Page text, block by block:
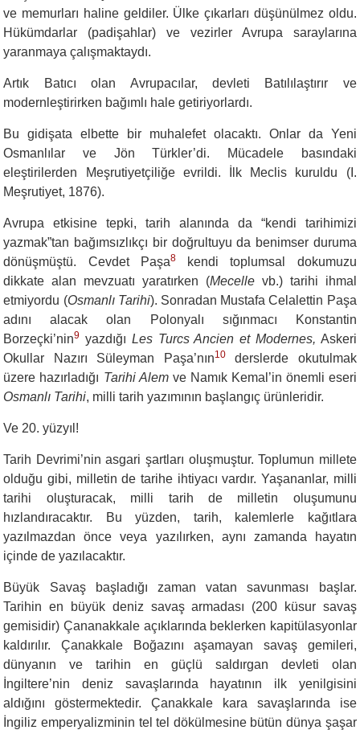
ve memurları haline geldiler. Ülke çıkarları düşünülmez oldu.
Hükümdarlar (padişahlar) ve vezirler Avrupa saraylarına
yaranmaya çalışmaktaydı.
Artık Batıcı olan Avrupacılar, devleti Batılılaştırır ve
modernleştirirken bağımlı hale getiriyorlardı.
Bu gidişata elbette bir muhalefet olacaktı. Onlar da Yeni
Osmanlılar ve Jön Türkler’di. Mücadele basındaki
eleştirilerden Meşrutiyetçiliğe evrildi. İlk Meclis kuruldu (I.
Meşrutiyet, 1876).
Avrupa etkisine tepki, tarih alanında da “kendi tarihimizi
yazmak”tan bağımsızlıkçı bir doğrultuyu da benimser duruma
dönüşmüştü. Cevdet Paşa8kendi toplumsal dokumuzu
dikkate alan mevzuatı yaratırken (Mecellevb.) tarihi ihmal
etmiyordu (Osmanlı Tarihi). Sonradan Mustafa Celalettin Paşa
adını alacak olan Polonyalı sığınmacı Konstantin
Borzeçki’nin9 yazdığı Les Turcs Ancien et Modernes, Askeri
Okullar Nazırı Süleyman Paşa’nın10derslerde okutulmak
üzere hazırladığı Tarihi Alemve Namık Kemal’in önemli eseri
Osmanlı Tarihi, milli tarih yazımının başlangıç ürünleridir.
Ve 20. yüzyıl!
Tarih Devrimi’nin asgari şartları oluşmuştur. Toplumun millete
olduğu gibi, milletin de tarihe ihtiyacı vardır. Yaşananlar, milli
tarihi oluşturacak, milli tarih de milletin oluşumunu
hızlandıracaktır. Bu yüzden, tarih, kalemlerle kağıtlara
yazılmazdan önce veya yazılırken, aynı zamanda hayatın
içinde de yazılacaktır.
Büyük Savaş başladığı zaman vatan savunması başlar.
Tarihin en büyük deniz savaş armadası (200 küsur savaş
gemisidir) Çananakkale açıklarında beklerken kapitülasyonlar
kaldırılır. Çanakkale Boğazını aşamayan savaş gemileri,
dünyanın ve tarihin en güçlü saldırgan devleti olan
İngiltere’nin deniz savaşlarında hayatının ilk yenilgisini
aldığını göstermektedir. Çanakkale kara savaşlarında ise
İngiliz emperyalizminin tel tel dökülmesine bütün dünya şaşar